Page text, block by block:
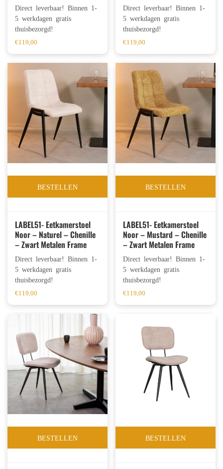
Direct leverbaar! Binnen 1-
5 werkdagen gratis
thuisbezorgd!
€119,00
Direct leverbaar! Binnen 1-
5 werkdagen gratis
thuisbezorgd!
€119,00
BESTELLEN
LABEL51- Eetkamerstoel
Noor – Naturel – Chenille
– Zwart Metalen Frame
Direct leverbaar! Binnen 1-
5 werkdagen gratis
thuisbezorgd!
€119,00
BESTELLEN
LABEL51- Eetkamerstoel
Noor – Mustard – Chenille
– Zwart Metalen Frame
Direct leverbaar! Binnen 1-
5 werkdagen gratis
thuisbezorgd!
€119,00
BESTELLEN BESTELLEN